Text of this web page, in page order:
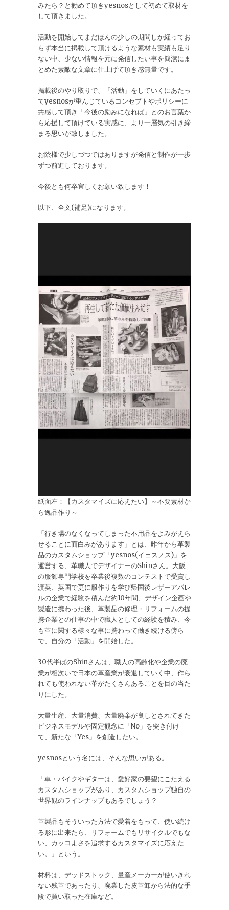
みたら？と勧めて頂きyesnosとして初めて取材を
して頂きました。
活動を開始してまだほんの少しの期間しか経ってお
らず本当に掲載して頂けるような素材も実績も足り
ない中、少ない情報を元に発信したい事を簡潔にま
とめた素敵な文章に仕上げて頂き感無量です。
掲載後のやり取りで、「活動」をしていくにあたっ
てyesnosが重んじているコンセプトやポリシーに
共感して頂き「今後の励みになれば」とのお言葉か
ら応援して頂けている実感に、より一層気の引き締
まる思いが致しました。
お陰様で少しづつではありますが発信と制作が一歩
ずつ前進しております。
今後とも何卒宜しくお願い致します！
以下、全文(補足)になります。
紙面左：【カスタマイズに応えたい】～不要素材か
ら逸品作り～
「行き場のなくなってしまった不用品をよみがえら
せることに面白みがあります」とは、昨年から革製
品のカスタムショップ「yesnos(イェスノス)」を
運営する、革職人でデザイナーのShinさん。大阪
の服飾専門学校を卒業後複数のコンテストで受賞し
渡英、英国で更に服作りを学び帰国後レザーアパレ
ルの企業で経験を積んだ約10年間、デザイン企画や
製造に携わった後、革製品の修理・リフォームの提
携企業との仕事の中で職人としての経験を積み、今
も革に関する様々な事に携わって働き続ける傍ら
で、自分の「活動」を開始した。
30代半ばのShinさんは、職人の高齢化や企業の廃
業が相次いで日本の革産業が衰退していく中、作ら
れても使われない革がたくさんあることを目の当た
りにした。
大量生産、大量消費、大量廃棄が良しとされてきた
ビジネスモデルや固定観念に「No」を突き付け
て、新たな「Yes」を創造したい。
yesnosという名には、そんな思いがある。
「車・バイクやギターは、愛好家の要望にこたえる
カスタムショップがあり、カスタムショップ独自の
世界観のラインナップもあるでしょう？
革製品もそういった方法で愛着をもって、使い続け
る形に出来たら、リフォームでもリサイクルでもな
い、カッコよさを追求するカスタマイズに応えた
い。」という。
材料は、デッドストック、量産メーカーが使いきれ
ない残革であったり、廃業した皮革卸から法的な手
段で買い取った在庫など。